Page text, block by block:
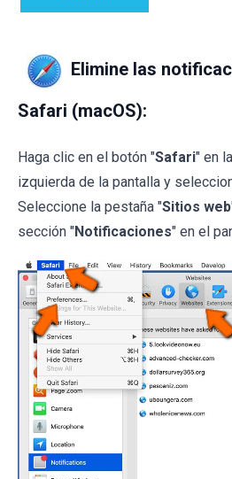
Elimine las
Safari (macOS):
Haga clic en el botón "Safari" en
izquierda de la pantalla y
Seleccione la pestaña "Sitios web
sección "Notificaciones" en el